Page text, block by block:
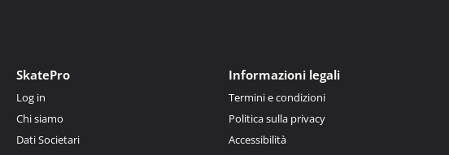
SkatePro
Log in
Chi siamo
Dati Societari
Informazioni legali
Termini e condizioni
Politica sulla privacy
Accessibilità